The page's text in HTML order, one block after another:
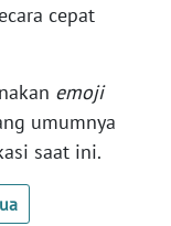
cepat
emoji
umumnya
saat ini.